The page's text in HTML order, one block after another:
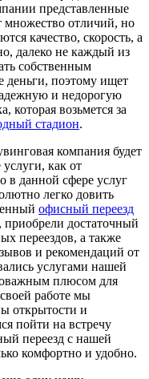
представленные
множество отличий, но
качество, скорость, а
далеко не каждый из
собственным
деньги, поэтому ищет
и недорогую
которая возьмется за
стадион.
компания будет
как от
в данной сфере услуг
легко довить
офисный переезд
приобрели достаточный
переездов, а также
и рекомендаций от
услугами нашей
плюсом для
работе мы
открытости и
пойти на встречу
переезд с нашей
комфортно и удобно.